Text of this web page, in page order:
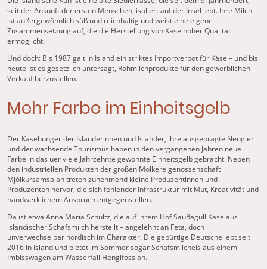
seit der Ankunft der ersten Menschen, isoliert auf der Insel lebt. Ihre Milch
ist außergewöhnlich süß und reichhaltig und weist eine eigene
Zusammensetzung auf, die die Herstellung von Käse hoher Qualität
ermöglicht.
Und doch: Bis 1987 galt in Island ein striktes Importverbot für Käse – und bis
heute ist es gesetzlich untersagt, Rohmilchprodukte für den gewerblichen
Verkauf herzustellen.
Mehr Farbe im Einheitsgelb
Der Käsehunger der Isländerinnen und Isländer, ihre ausgeprägte Neugier
und der wachsende Tourismus haben in den vergangenen Jahren neue
Farbe in das üer viele Jahrzehnte gewohnte Einheitsgelb gebracht. Neben
den industriellen Produkten der großen Molkereigenossenschaft
Mjólkursamsalan treten zunehmend kleine Produzentinnen und
Produzenten hervor, die sich fehlender Infrastruktur mit Mut, Kreativität und
handwerklichem Anspruch entgegenstellen.
Da ist etwa Anna María Schultz, die auf ihrem Hof Sauðagull Käse aus
isländischer Schafsmilch herstellt – angelehnt an Feta, doch
unverwechselbar nordisch im Charakter. Die gebürtige Deutsche lebt seit
2016 in Island und bietet im Sommer sogar Schafsmilcheis aus einem
Imbisswagen am Wasserfall Hengifoss an.